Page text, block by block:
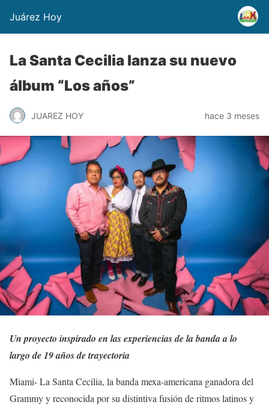
Juárez Hoy
La Santa Cecilia lanza su nuevo
álbum “Los años”
JUAREZ HOY hace 3 meses
Un proyecto inspirado en las experiencias de la banda a lo
largo de 19 años de trayectoria
Miami- La Santa Cecilia, la banda mexa-americana ganadora del
Grammy y reconocida por su distintiva fusión de ritmos latinos y